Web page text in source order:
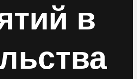
в